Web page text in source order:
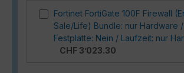
Fortinet FortiGate 100F Firewall
Sale/Life) Bundle: nur Hardware
Festplatte: Nein / Laufzeit: nur
CHF 3’023.30